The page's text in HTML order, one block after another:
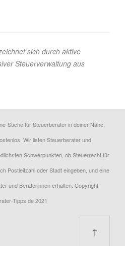
sich durch aktive
Steuerverwaltung aus
Suche für Steuerberater in deiner Nähe,
Wir listen Steuerberater und
Schwerpunkten, ob Steuerrecht für
Postleitzahl oder Stadt eingeben, und eine
und Beraterinnen erhalten. Copyright
Tipps.de 2021
↑